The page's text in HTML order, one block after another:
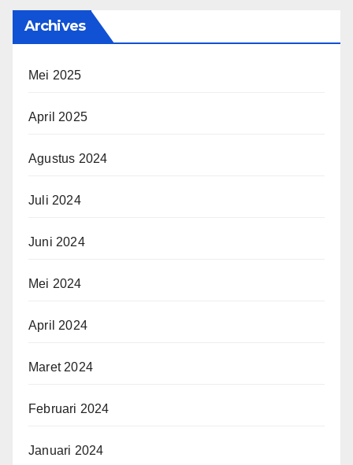
Archives
Mei 2025
April 2025
Agustus 2024
Juli 2024
Juni 2024
Mei 2024
April 2024
Maret 2024
Februari 2024
Januari 2024